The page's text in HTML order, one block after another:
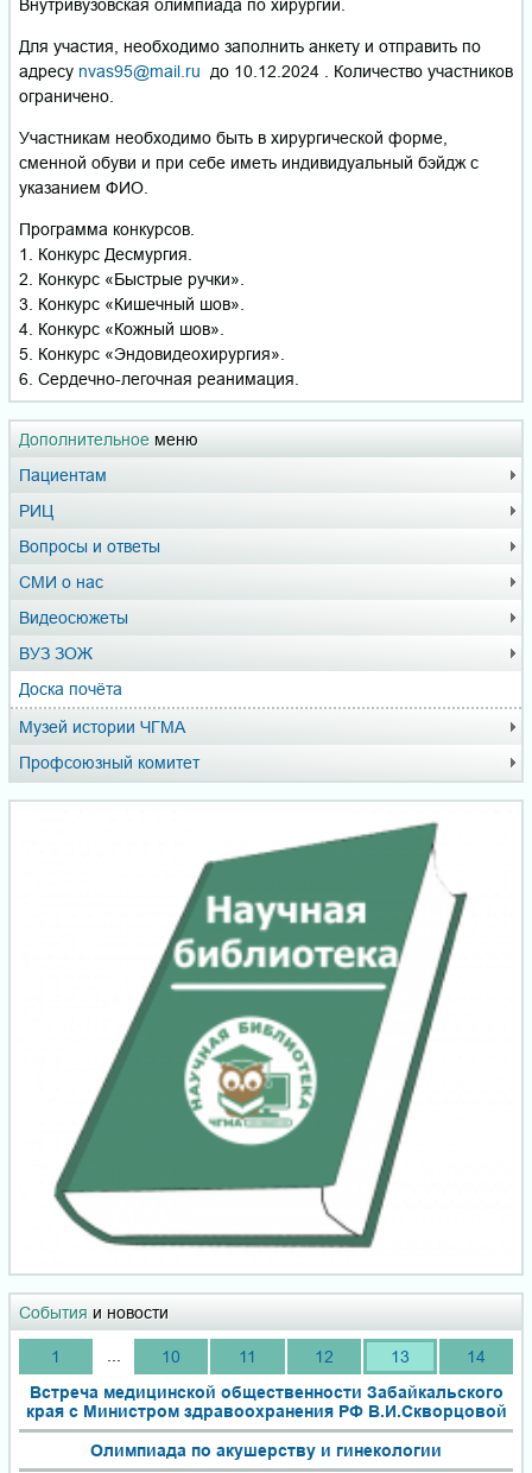
Дополнительное меню
Пациентам
РИЦ
Вопросы и ответы
СМИ о нас
Видеосюжеты
ВУЗ ЗОЖ
Доска почёта
Музей истории ЧГМА
Профсоюзный комитет
События и новости
1 10 11 12 13
14
Встреча медицинской общественности Забайкальского
края с Министром здравоохранения РФ В.И.Скворцовой
Олимпиада по акушерству и гинекологии
Внутривузовская олимпиада по хирургии.
Для участия, необходимо заполнить анкету и отправить по
адресу nvas95@mail.ru до 10.12.2024 . Количество участников
ограничено.
Участникам необходимо быть в хирургической форме,
сменной обуви и при себе иметь индивидуальный бэйдж с
указанием ФИО.
Программа конкурсов.
1. Конкурс Десмургия.
2. Конкурс «Быстрые ручки».
3. Конкурс «Кишечный шов».
4. Конкурс «Кожный шов».
5. Конкурс «Эндовидеохирургия».
6. Сердечно-легочная реанимация.